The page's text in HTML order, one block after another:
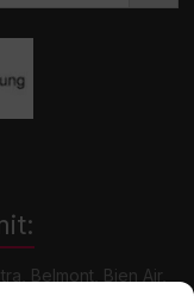
Belmont, Bien Air,